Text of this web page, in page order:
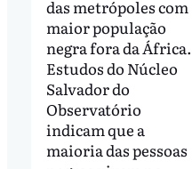
das metrópoles com
maior população
negra fora da África.
Estudos do Núcleo
Salvador do
Observatório
indicam que a
maioria das pessoas